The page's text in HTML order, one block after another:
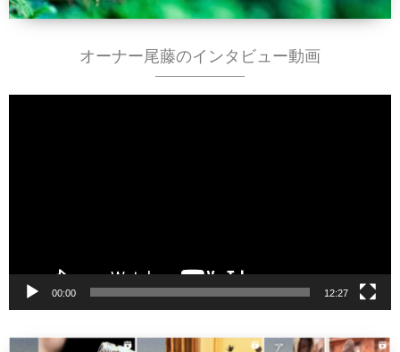
オーナー尾藤のインタビュー動画
ー
00:00 12:27